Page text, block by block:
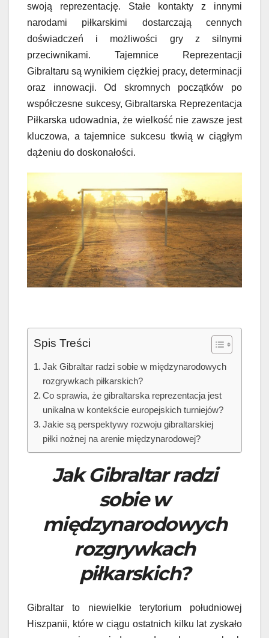
swoją reprezentację. Stałe kontakty z innymi
narodami piłkarskimi dostarczają cennych
doświadczeń i możliwości gry z silnymi
przeciwnikami. Tajemnice Reprezentacji
Gibraltaru są wynikiem ciężkiej pracy, determinacji
oraz innowacji. Od skromnych początków po
współczesne sukcesy, Gibraltarska Reprezentacja
Piłkarska udowadnia, że wielkość nie zawsze jest
kluczowa, a tajemnice sukcesu tkwią w ciągłym
dążeniu do doskonałości.
Spis Treści
Jak Gibraltar radzi sobie w międzynarodowych
rozgrywkach piłkarskich?
Co sprawia, że gibraltarska reprezentacja jest
unikalna w kontekście europejskich turniejów?
Jakie są perspektywy rozwoju gibraltarskiej
piłki nożnej na arenie międzynarodowej?
Jak Gibraltar radzi
sobie w
międzynarodowych
rozgrywkach
piłkarskich?
Gibraltar to niewielkie terytorium południowej
Hiszpanii, które w ciągu ostatnich kilku lat zyskało